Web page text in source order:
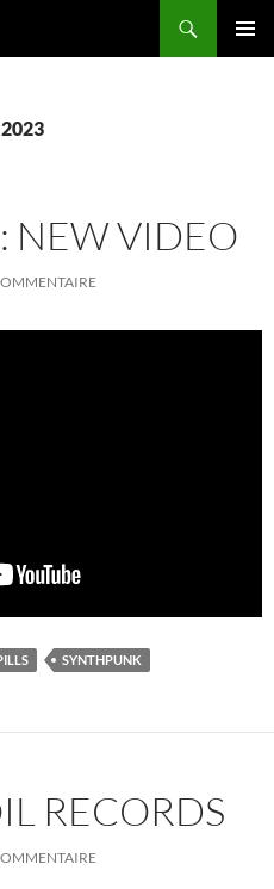
NEW VIDEO
SYNTHPUNK
RECORDS